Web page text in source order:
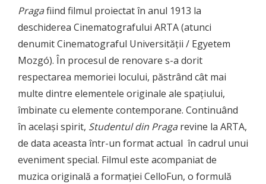
Pragafiind filmul proiectat în anul 1913 la
deschiderea Cinematografului ARTA (atunci
denumit Cinematograful Universității / Egyetem
Mozgó). În procesul de renovare s-a dorit
respectarea memoriei locului, păstrând cât mai
multe dintre elementele originale ale spațiului,
îmbinate cu elemente contemporane. Continuând
în același spirit, Studentul din Pragarevine la ARTA,
de data aceasta într-un format actual în cadrul unui
eveniment special. Filmul este acompaniat de
muzica originală a formației CelloFun, o formulă